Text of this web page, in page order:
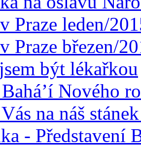
Praze leden/
Praze březen/
být lékařkou
Nového
na náš
- Představení